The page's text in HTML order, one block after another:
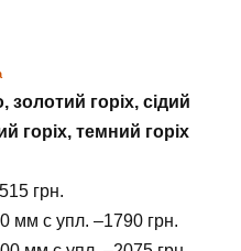
золотий горіх, сідий
горіх, темний горіх
грн.
мм с упл. –1790 грн.